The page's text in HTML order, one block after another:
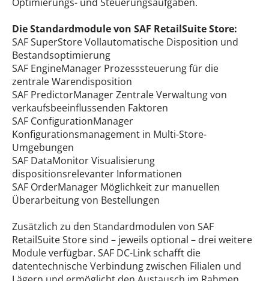
Die Standardmodule von SAF RetailSuite Store:
SAF SuperStore Vollautomatische Disposition und
Bestandsoptimierung
SAF EngineManager Prozesssteuerung für die
zentrale Warendisposition
SAF PredictorManager Zentrale Verwaltung von
verkaufsbeeinflussenden Faktoren
SAF ConfigurationManager
Konfigurationsmanagement in Multi-Store-
Umgebungen
SAF DataMonitor Visualisierung
dispositionsrelevanter Informationen
SAF OrderManager Möglichkeit zur manuellen
Überarbeitung von Bestellungen
Zusätzlich zu den Standardmodulen von SAF
RetailSuite Store sind – jeweils optional – drei weitere
Module verfügbar. SAF DC-Link schafft die
datentechnische Verbindung zwischen Filialen und